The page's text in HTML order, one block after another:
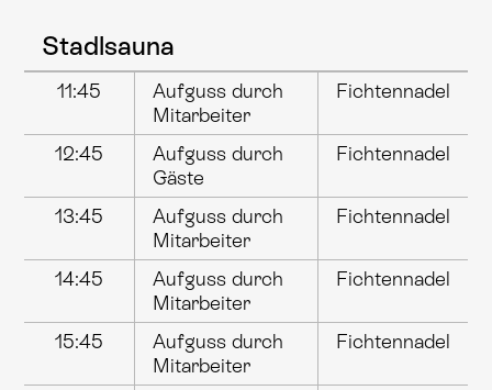
Stadlsauna
11:45
Aufguss durch
Mitarbeiter
Fichtennadel
12:45
Aufguss durch
Gäste
Fichtennadel
13:45
Aufguss durch
Mitarbeiter
Fichtennadel
14:45
Aufguss durch
Mitarbeiter
Fichtennadel
15:45
Aufguss durch
Mitarbeiter
Fichtennadel